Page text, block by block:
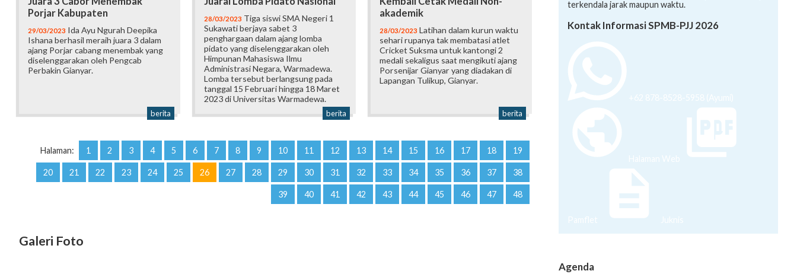
Porjar Kabupaten
29/03/2023 Ida Ayu Ngurah Deepika
Ishana berhasil meraih juara 3 dalam
ajang Porjar cabang menembak yang
diselenggarakan oleh Pengcab
Perbakin Gianyar.
berita
28/03/2023 Tiga siswi SMA Negeri 1
Sukawati berjaya sabet 3
penghargaan dalam ajang lomba
pidato yang diselenggarakan oleh
Himpunan Mahasiswa Ilmu
Administrasi Negara, Warmadewa.
Lomba tersebut berlangsung pada
tanggal 15 Februari hingga 18 Maret
2023 di Universitas Warmadewa.
berita
akademik
28/03/2023 Latihan dalam kurun waktu
sehari rupanya tak membatasi atlet
Cricket Suksma untuk kantongi 2
medali sekaligus saat mengikuti ajang
Porsenijar Gianyar yang diadakan di
Lapangan Tulikup, Gianyar.
berita
Halaman: 1 2 3 4 5 6 7 8 9 10 11 12 13 14 15 16 17 18 19
20 21 22 23 24 25 26 27 28 29 30 31 32 33 34 35 36 37 38
39 40 41 42 43 44 45 46 47 48
Galeri Foto
terkendala jarak maupun waktu.
Kontak Informasi SPMB-PJJ 2026
+62 878-8528-5958 (Ayumi)
Halaman Web
Pamflet Juknis
Agenda